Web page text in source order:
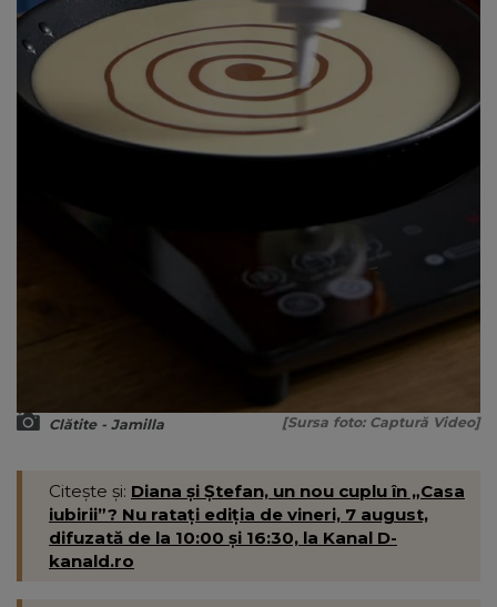
Clătite - Jamilla [Sursa foto: Captură Video]
Citește și: Diana și Ștefan, un nou cuplu în „Casa
iubirii”? Nu ratați ediția de vineri, 7 august,
difuzată de la 10:00 și 16:30, la Kanal D-
kanald.ro